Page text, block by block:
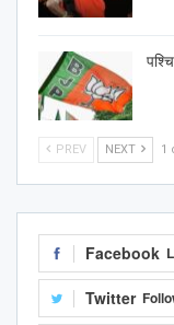
PREV NEXT 1
Facebook
Twitter